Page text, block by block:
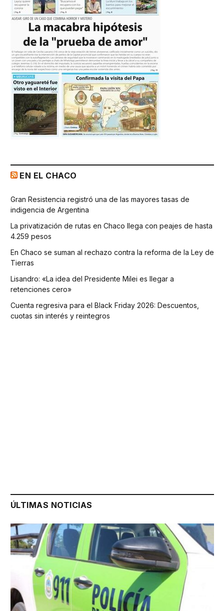
EN EL CHACO
Gran Resistencia registró una de las mayores tasas de
indigencia de Argentina
La privatización de rutas en Chaco llega con peajes de hasta
4.259 pesos
En Chaco se suman al rechazo contra la reforma de la Ley de
Tierras
Lisandro: «La idea del Presidente Milei es llegar a
retenciones cero»
Cuenta regresiva para el Black Friday 2026: Descuentos,
cuotas sin interés y reintegros
ÚLTIMAS NOTICIAS